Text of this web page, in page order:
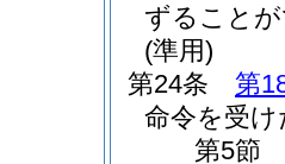
ずること
(準用)
第24条
第
命令を受
第5節